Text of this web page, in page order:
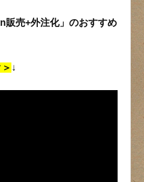
販売+外注化」のおすすめ
↓